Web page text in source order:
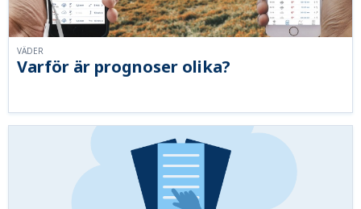
Varför är prognoser olika?
VÄDER